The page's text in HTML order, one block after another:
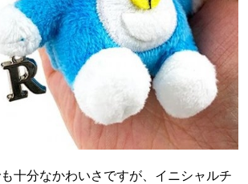
十分なかわいさですが、イニシャルチ